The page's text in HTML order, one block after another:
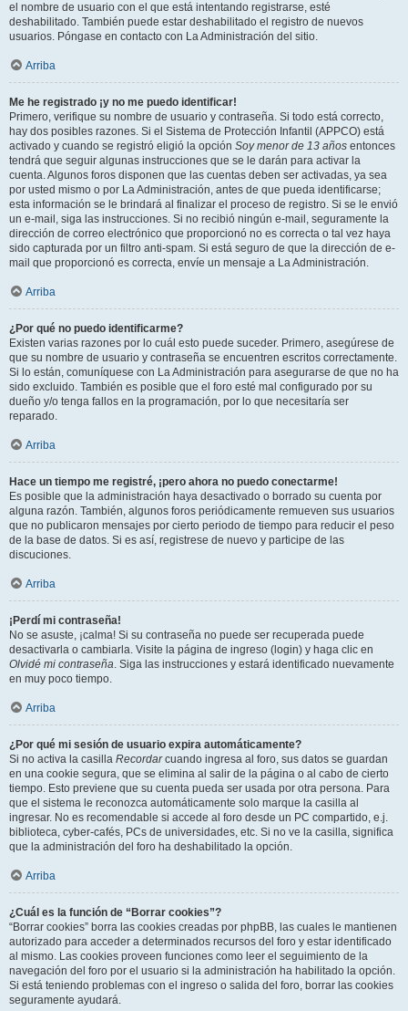
el nombre de usuario con el que está intentando registrarse, esté
deshabilitado. También puede estar deshabilitado el registro de nuevos
usuarios. Póngase en contacto con La Administración del sitio.
Arriba
Me he registrado ¡y no me puedo identificar!
Primero, verifique su nombre de usuario y contraseña. Si todo está correcto,
hay dos posibles razones. Si el Sistema de Protección Infantil (APPCO) está
activado y cuando se registró eligió la opción Soy menor de 13 años entonces
tendrá que seguir algunas instrucciones que se le darán para activar la
cuenta. Algunos foros disponen que las cuentas deben ser activadas, ya sea
por usted mismo o por La Administración, antes de que pueda identificarse;
esta información se le brindará al finalizar el proceso de registro. Si se le envió
un e-mail, siga las instrucciones. Si no recibió ningún e-mail, seguramente la
dirección de correo electrónico que proporcionó no es correcta o tal vez haya
sido capturada por un filtro anti-spam. Si está seguro de que la dirección de e-
mail que proporcionó es correcta, envíe un mensaje a La Administración.
Arriba
¿Por qué no puedo identificarme?
Existen varias razones por lo cuál esto puede suceder. Primero, asegúrese de
que su nombre de usuario y contraseña se encuentren escritos correctamente.
Si lo están, comuníquese con La Administración para asegurarse de que no ha
sido excluido. También es posible que el foro esté mal configurado por su
dueño y/o tenga fallos en la programación, por lo que necesitaría ser
reparado.
Arriba
Hace un tiempo me registré, ¡pero ahora no puedo conectarme!
Es posible que la administración haya desactivado o borrado su cuenta por
alguna razón. También, algunos foros periódicamente remueven sus usuarios
que no publicaron mensajes por cierto periodo de tiempo para reducir el peso
de la base de datos. Si es así, registrese de nuevo y participe de las
discuciones.
Arriba
¡Perdí mi contraseña!
No se asuste, ¡calma! Si su contraseña no puede ser recuperada puede
desactivarla o cambiarla. Visite la página de ingreso (login) y haga clic en
Olvidé mi contraseña. Siga las instrucciones y estará identificado nuevamente
en muy poco tiempo.
Arriba
¿Por qué mi sesión de usuario expira automáticamente?
Si no activa la casilla Recordarcuando ingresa al foro, sus datos se guardan
en una cookie segura, que se elimina al salir de la página o al cabo de cierto
tiempo. Esto previene que su cuenta pueda ser usada por otra persona. Para
que el sistema le reconozca automáticamente solo marque la casilla al
ingresar. No es recomendable si accede al foro desde un PC compartido, e.j.
biblioteca, cyber-cafés, PCs de universidades, etc. Si no ve la casilla, significa
que la administración del foro ha deshabilitado la opción.
Arriba
¿Cuál es la función de “Borrar cookies”?
“Borrar cookies” borra las cookies creadas por phpBB, las cuales le mantienen
autorizado para acceder a determinados recursos del foro y estar identificado
al mismo. Las cookies proveen funciones como leer el seguimiento de la
navegación del foro por el usuario si la administración ha habilitado la opción.
Si está teniendo problemas con el ingreso o salida del foro, borrar las cookies
seguramente ayudará.